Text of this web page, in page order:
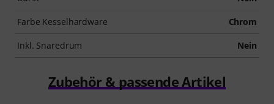
Farbe Kesselhardware Chrom
Inkl. Snaredrum Nein
Zubehör & passende Artikel